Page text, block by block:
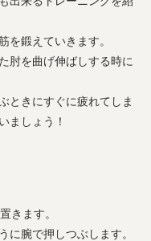
を鍛えていきます。
肘を曲げ伸ばしする時に
ときにすぐに疲れてしま
ましょう！
きます。
に腕で押しつぶします。